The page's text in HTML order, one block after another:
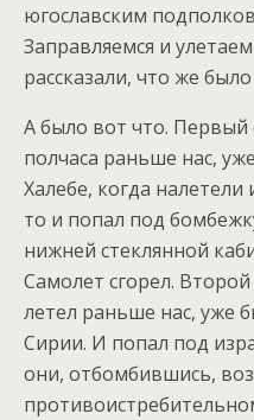
югославским
Заправляемся и
рассказали, что же было
А было вот что. Первый
полчаса раньше нас,
Халебе, когда
то и попал под
нижней стеклянной
Самолет сгорел.
летел раньше нас, уже
Сирии. И попал под
они, отбомбившись,